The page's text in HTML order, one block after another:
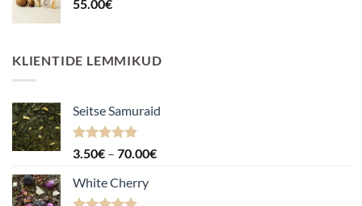
55.00€
KLIENTIDE LEMMIKUD
Seitse Samuraid
Hinnanguga
3.50€ – 70.00€Hinnavahemik:
White Cherry